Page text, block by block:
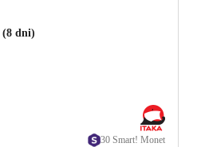
(8 dni)
30 Smart! Monet